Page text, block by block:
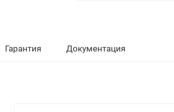
Гарантия Документация